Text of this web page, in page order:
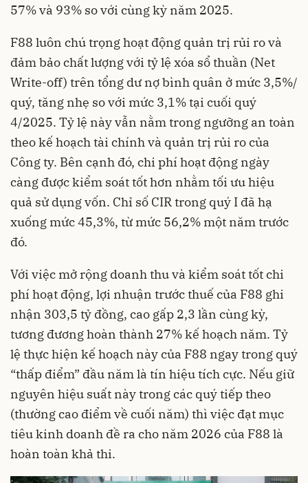
57% và 93% so với cùng kỳ năm 2025.
F88 luôn chú trọng hoạt động quản trị rủi ro và
đảm bảo chất lượng với tỷ lệ xóa sổ thuần (Net
Write-off) trên tổng dư nợ bình quân ở mức 3,5%/
quý, tăng nhẹ so với mức 3,1% tại cuối quý
4/2025. Tỷ lệ này vẫn nằm trong ngưỡng an toàn
theo kế hoạch tài chính và quản trị rủi ro của
Công ty. Bên cạnh đó, chi phí hoạt động ngày
càng được kiểm soát tốt hơn nhằm tối ưu hiệu
quả sử dụng vốn. Chỉ số CIR trong quý I đã hạ
xuống mức 45,3%, từ mức 56,2% một năm trước
đó.
Với việc mở rộng doanh thu và kiểm soát tốt chi
phí hoạt động, lợi nhuận trước thuế của F88 ghi
nhận 303,5 tỷ đồng, cao gấp 2,3 lần cùng kỳ,
tương đương hoàn thành 27% kế hoạch năm. Tỷ
lệ thực hiện kế hoạch này của F88 ngay trong quý
“thấp điểm” đầu năm là tín hiệu tích cực. Nếu giữ
nguyên hiệu suất này trong các quý tiếp theo
(thường cao điểm về cuối năm) thì việc đạt mục
tiêu kinh doanh đề ra cho năm 2026 của F88 là
hoàn toàn khả thi.